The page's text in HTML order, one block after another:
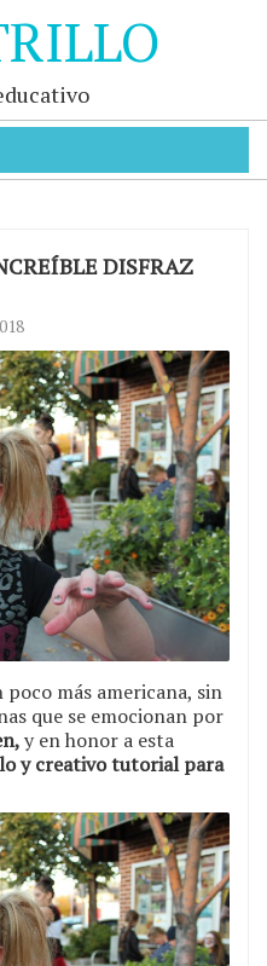
DISFRAZ
más americana, sin
que se emocionan por
y en honor a esta
y creativo tutorial para